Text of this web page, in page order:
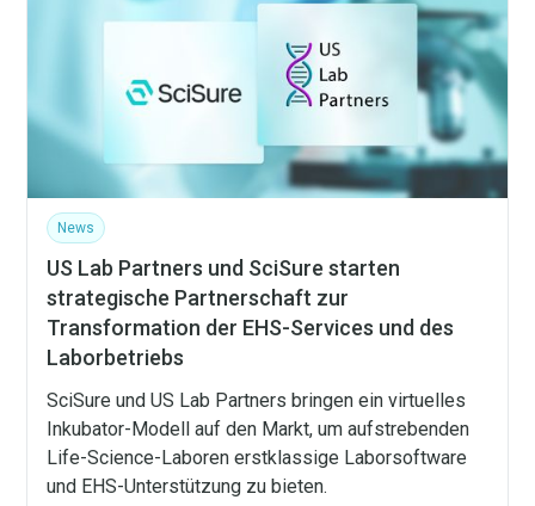
News
US Lab Partners und SciSure starten
strategische Partnerschaft zur
Transformation der EHS-Services und des
Laborbetriebs
SciSure und US Lab Partners bringen ein virtuelles
Inkubator-Modell auf den Markt, um aufstrebenden
Life-Science-Laboren erstklassige Laborsoftware
und EHS-Unterstützung zu bieten.